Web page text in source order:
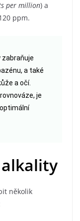
per million) a
ppm.
zabraňuje
a také
a očí.
je
alkality
několik